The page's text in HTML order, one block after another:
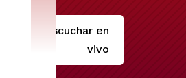
Escuchar en
vivo